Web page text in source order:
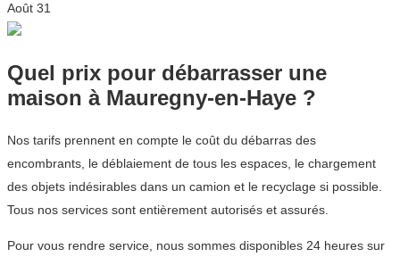
Août 31
Quel prix pour débarrasser une
maison à Mauregny-en-Haye ?
Nos tarifs prennent en compte le coût du débarras des
encombrants, le déblaiement de tous les espaces, le chargement
des objets indésirables dans un camion et le recyclage si possible.
Tous nos services sont entièrement autorisés et assurés.
Pour vous rendre service, nous sommes disponibles 24 heures sur